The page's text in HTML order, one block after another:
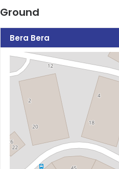
Ground
Bera Bera